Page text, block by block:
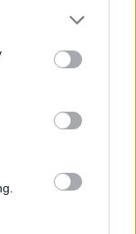
or more Google
You may click to
party tags to
in below Google